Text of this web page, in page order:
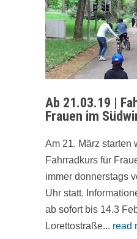
Ab 21.03.19 |
Frauen im
Am 21. März starten
Fahrradkurs für
immer donnerstags
Uhr statt.
ab sofort bis 14.3
Lorettostraße... read